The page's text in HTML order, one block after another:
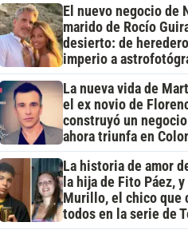
El nuevo negocio de
marido de Rocío
desierto: de
imperio a
La nueva vida de
el ex novio de
construyó un
ahora triunfa en
La historia de amor
la hija de Fito Páez,
Murillo, el chico que
todos en la serie de